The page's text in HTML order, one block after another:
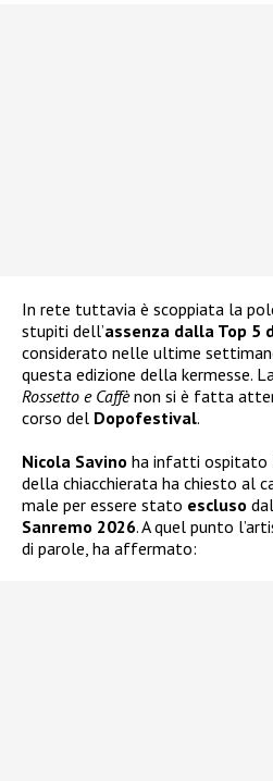
In rete tuttavia è scoppiata la
stupiti dell’assenza dalla Top 5
considerato nelle ultime
questa edizione della kermesse.
Rossetto e Caffènon si è fatta
corso del Dopofestival.
Nicola Savino ha infatti ospitato
della chiacchierata ha chiesto al
male per essere stato escluso
Sanremo 2026. A quel punto
di parole, ha affermato: